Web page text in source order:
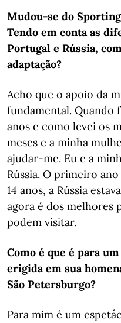
Mudou-se do
Tendo em conta as
Portugal e Rússia,
adaptação?
Acho que o apoio da
fundamental. Quando
anos e como levei os
meses e a minha
ajudar-me. Eu e a
Rússia. O primeiro
14 anos, a Rússia
agora é dos melhores
podem visitar.
Como é que é para
erigida em sua
São Petersburgo?
Para mim é um